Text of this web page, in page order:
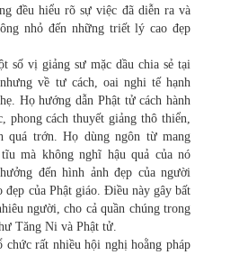
đều hiểu rõ sự việc đã diễn ra và
nhỏ đến những triết lý cao đẹp
số vị giảng sư mặc dầu chia sẻ tại
về tư cách, oai nghi tế hạnh
Họ hướng dẫn Phật tử cách hành
phong cách thuyết giảng thô thiển,
quá trớn. Họ dùng ngôn từ mang
mà không nghĩ hậu quả của nó
đến hình ảnh đẹp của người
của Phật giáo. Điều này gây bất
người, cho cả quần chúng trong
Tăng Ni và Phật tử.
chức rất nhiều hội nghị hoằng pháp